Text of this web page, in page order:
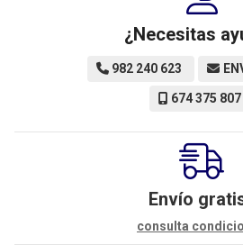
¿Necesitas
982 240 623
674 375 807
Envío
consulta